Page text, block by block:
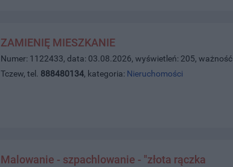
ZAMIENIĘ MIESZKANIE
Numer: 1122433, data: 03.08.2026, wyświetleń: 205, ważność
Tczew, tel. 888480134, kategoria: Nieruchomości
Malowanie - szpachlowanie - "złota rączka